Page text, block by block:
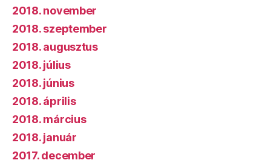
2018. november
2018. szeptember
2018. augusztus
2018. július
2018. június
2018. április
2018. március
2018. január
2017. december